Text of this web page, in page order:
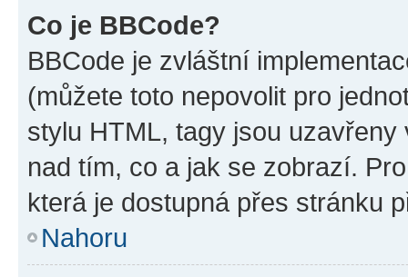
Co je BBCode?
BBCode je zvláštní
(můžete toto nepovolit pro
stylu HTML, tagy jsou
nad tím, co a jak se zobrazí.
která je dostupná přes stránku
Nahoru